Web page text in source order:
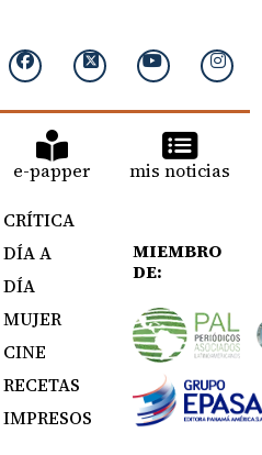
e-papper mis noticias
CRÍTICA
DÍA A
DÍA
MUJER
CINE
RECETAS
IMPRESOS
MIEMBRO
DE: